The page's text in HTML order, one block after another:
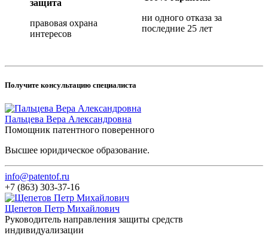
защита
правовая охрана
интересов
ни одного отказа за
последние 25 лет
Получите консультацию специалиста
Пальцева Вера Александровна
Помощник патентного поверенного
Высшее юридическое образование.
info@patentof.ru
+7 (863) 303-37-16
Щепетов Петр Михайлович
Руководитель направления защиты средств
индивидуализации